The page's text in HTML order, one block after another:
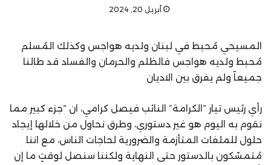
أبريل 20, 2024
المسيحي مُحبط في لبنان ولديه هواجس وكذلك المُسلم
مُحبط ولديه هواجس فالظلم والحرمان والفساد قد طالنا
جميعاً ولم يفرق بين الاديان
رأي رئيس تيار “الكرامة” النائب فيصل كرامي، ان “جزء كبير مما
نقوم به اليوم هو غير دستوري، وطرق نحاول من خلالها إيجاد
حلول للملفات المتأزمة والضرورية لحاجات الناس، مع اننا
مُتمسّكون بالدستور حتى النهاية ولكننا سنصل لوقتٍ ما إن